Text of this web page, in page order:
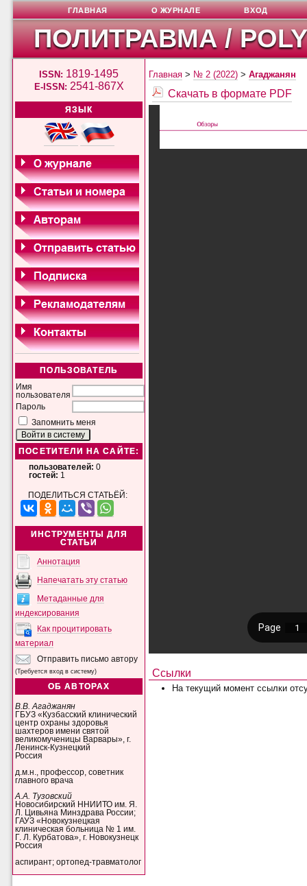
ПОЛИТРАВМА /
ISSN: 1819-1495
E-ISSN: 2541-867X
ЯЗЫК
ПОЛЬЗОВАТЕЛЬ
Имя
пользователя
Пароль
Запомнить меня
ПОСЕТИТЕЛИ НА САЙТЕ:
пользователей: 0
гостей: 1
ПОДЕЛИТЬСЯ СТАТЬЁЙ:
ИНСТРУМЕНТЫ ДЛЯ
СТАТЬИ
Аннотация
Напечатать эту статью
Метаданные для
индексирования
Как процитировать
материал
Отправить письмо автору
(Требуется вход в систему)
ОБ АВТОРАХ
В.В. Агаджанян
ГБУЗ «Кузбасский клинический
центр охраны здоровья
шахтеров имени святой
великомученицы Варвары», г.
Ленинск-Кузнецкий
Россия
д.м.н., профессор, советник
главного врача
А.А. Тузовский
Новосибирский ННИИТО им. Я.
Л. Цивьяна Минздрава России;
ГАУЗ «Новокузнецкая
клиническая больница № 1 им.
Г. Л. Курбатова», г. Новокузнецк
Россия
аспирант; ортопед-травматолог
ГЛАВНАЯ О ЖУРНАЛЕ ВХОД
Главная > № 2 (2022) >Агаджанян
Скачать в формате PDF
Ссылки
На текущий момент ссылки